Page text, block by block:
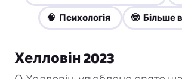
🧠 Психологія 🤓 Більше
Хелловін 2023